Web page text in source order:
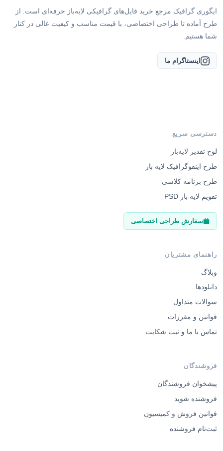
شما هستیم.
اینستاگرام ما
لوح تقدیر لایه‌باز
طرح اینفوگرافیک لایه باز
طرح برنامه کلاسی
تقویم لایه باز PSD
سفارش طراحی اختصاصی
وبلاگ
دانلودها
سوالات متداول
قوانین و مقررات
تماس با ما و ثبت شکایت
پیشخوان فروشندگان
فروشنده شوید
قوانین فروش و کمیسیون
ثبت‌نام فروشنده